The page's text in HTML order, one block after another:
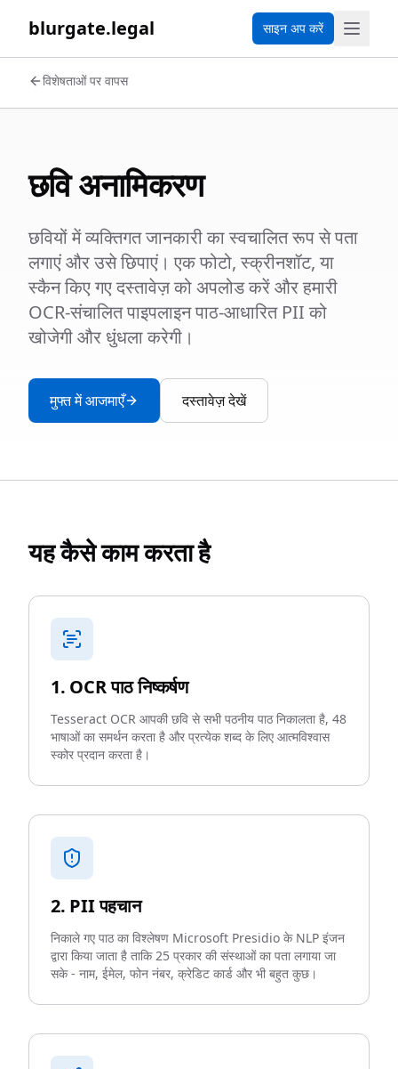
blurgate.legal साइन अप करें
विशेषताओं पर वापस
छवि अनामिकरण
छवियों में व्यक्तिगत जानकारी का स्वचालित रूप से पता
लगाएं और उसे छिपाएं। एक फोटो, स्क्रीनशॉट, या
स्कैन किए गए दस्तावेज़ को अपलोड करें और हमारी
OCR-संचालित पाइपलाइन पाठ-आधारित PII को
खोजेगी और धुंधला करेगी।
मुफ्त में आजमाएँ दस्तावेज़ देखें
यह कैसे काम करता है
1. OCR पाठ निष्कर्षण
Tesseract OCR आपकी छवि से सभी पठनीय पाठ निकालता है, 48
भाषाओं का समर्थन करता है और प्रत्येक शब्द के लिए आत्मविश्वास
स्कोर प्रदान करता है।
2. PII पहचान
निकाले गए पाठ का विश्लेषण Microsoft Presidio के NLP इंजन
द्वारा किया जाता है ताकि 25 प्रकार की संस्थाओं का पता लगाया जा
सके - नाम, ईमेल, फोन नंबर, क्रेडिट कार्ड और भी बहुत कुछ।